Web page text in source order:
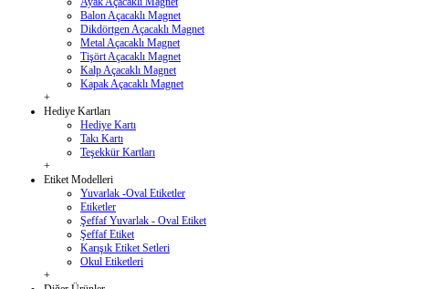
Balon Açacaklı Magnet
Dikdörtgen Açacaklı Magnet
Metal Açacaklı Magnet
Tişört Açacaklı Magnet
Kalp Açacaklı Magnet
Kapak Açacaklı Magnet
+
Hediye Kartları
Hediye Kartı
Takı Kartı
Teşekkür Kartları
+
Etiket Modelleri
Yuvarlak -Oval Etiketler
Etiketler
Şeffaf Yuvarlak - Oval Etiket
Şeffaf Etiket
Karışık Etiket Setleri
Okul Etiketleri
+